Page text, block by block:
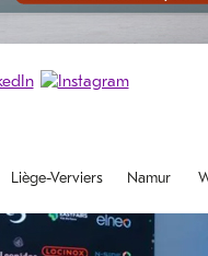
Liège-Verviers Namur